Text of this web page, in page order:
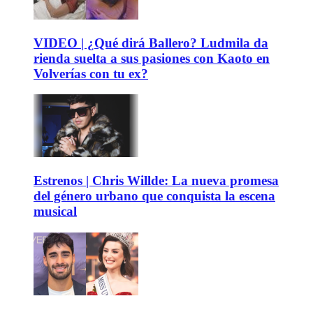
VIDEO | ¿Qué dirá Ballero? Ludmila da
rienda suelta a sus pasiones con Kaoto en
Volverías con tu ex?
Estrenos | Chris Willde: La nueva promesa
del género urbano que conquista la escena
musical